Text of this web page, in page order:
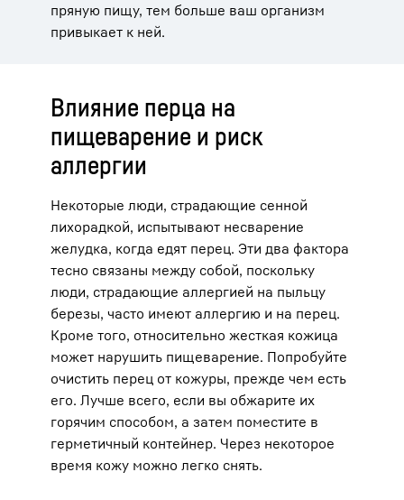
пряную пищу, тем больше ваш организм
привыкает к ней.
Влияние перца на
пищеварение и риск
аллергии
Некоторые люди, страдающие сенной
лихорадкой, испытывают несварение
желудка, когда едят перец. Эти два фактора
тесно связаны между собой, поскольку
люди, страдающие аллергией на пыльцу
березы, часто имеют аллергию и на перец.
Кроме того, относительно жесткая кожица
может нарушить пищеварение. Попробуйте
очистить перец от кожуры, прежде чем есть
его. Лучше всего, если вы обжарите их
горячим способом, а затем поместите в
герметичный контейнер. Через некоторое
время кожу можно легко снять.